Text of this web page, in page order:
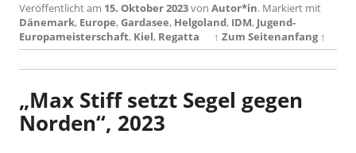
Veröffentlicht am 15. Oktober 2023von Autor*in. Markiert mit
Dänemark, Europe,Gardasee, Helgoland, IDM, Jugend-
Europameisterschaft, Kiel, Regatta ↑ Zum Seitenanfang ↑
„Max Stiff setzt Segel gegen
Norden“, 2023